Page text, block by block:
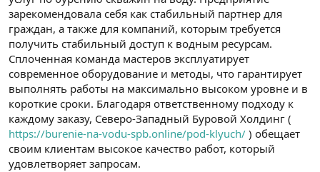
зарекомендовала себя как стабильный партнер для
граждан, а также для компаний, которым требуется
получить стабильный доступ к водным ресурсам.
Сплоченная команда мастеров эксплуатирует
современное оборудование и методы, что гарантирует
выполнять работы на максимально высоком уровне и в
короткие сроки. Благодаря ответственному подходу к
каждому заказу, Северо-Западный Буровой Холдинг (
https://burenie-na-vodu-spb.online/pod-klyuch/ ) обещает
своим клиентам высокое качество работ, который
удовлетворяет запросам.